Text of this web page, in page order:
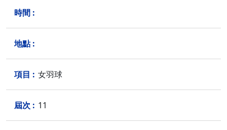
女羽球
11